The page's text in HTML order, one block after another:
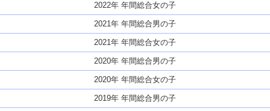
2022年 年間総合女の子
2021年 年間総合男の子
2021年 年間総合女の子
2020年 年間総合男の子
2020年 年間総合女の子
2019年 年間総合男の子